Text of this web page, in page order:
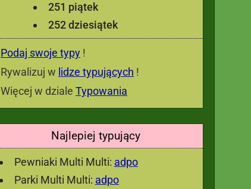
251 piątek
252 dziesiątek
Podaj swoje typy !
Rywalizuj w lidze typujących !
Więcej w dziale Typowania
Najlepiej typujący
Pewniaki Multi Multi: adpo
Parki Multi Multi: adpo